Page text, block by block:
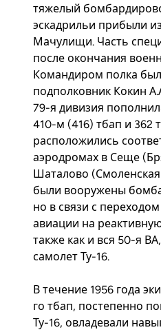
тяжелый
эскадрильи прибыли
Мачулищи. Часть
после окончания
Командиром полка
подполковник Кокин
79-я дивизия
410-м (416) тбап и 362
расположились
аэродромах в Сеще
Шаталово
были вооружены
но в связи с
авиации на
также как и вся 50-я
самолет Ту-16.
В течение 1956 года
го тбап, постепенно
Ту-16, овладевали